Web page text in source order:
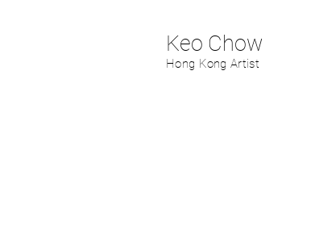
Keo Chow
Hong Kong Artist